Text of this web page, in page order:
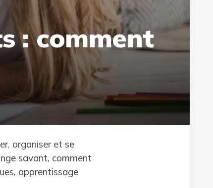
: comment
organiser et se
savant, comment
apprentissage